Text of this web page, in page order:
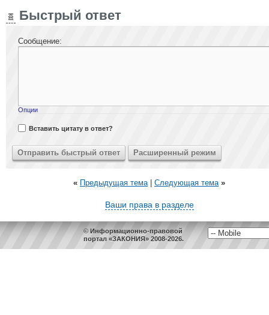
Быстрый ответ
Сообщение:
Опции
Вставить цитату в ответ?
« Предыдущая тема| Следующая тема »
Ваши права в разделе
© Информационно-правовой
портал «ЗАКОНИЯ» 2008-2026.